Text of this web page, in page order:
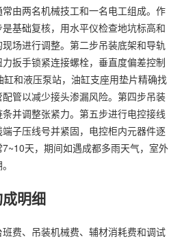
由两名机械技工和一名电工组成。作
基础复核，用水平仪检查地坑标高和
场进行调整。第二步吊装底架和导轨
扳手锁紧连接螺栓，垂直度偏差控制
和液压泵站，油缸支座用垫片精确找
管以减少接头渗漏风险。第四步吊装
并调整张紧力。第五步进行电控接线
子压线号并紧固，电控柜内元器件逐
天，期间如遇成都多雨天气，室外
明细
费、吊装机械费、辅材消耗费和调试